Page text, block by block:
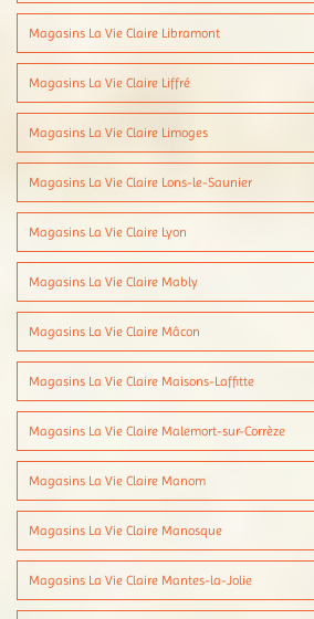
Magasins La Vie Claire Libramont
Magasins La Vie Claire Liffré
Magasins La Vie Claire Limoges
Magasins La Vie Claire Lons-le-Saunier
Magasins La Vie Claire Lyon
Magasins La Vie Claire Mably
Magasins La Vie Claire Mâcon
Magasins La Vie Claire Maisons-Laffitte
Magasins La Vie Claire Malemort-sur-Corrèze
Magasins La Vie Claire Manom
Magasins La Vie Claire Manosque
Magasins La Vie Claire Mantes-la-Jolie